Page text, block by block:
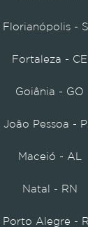
Florianópolis -
Fortaleza - CE
Goiânia - GO
João Pessoa -
Maceió - AL
Natal - RN
Porto Alegre -